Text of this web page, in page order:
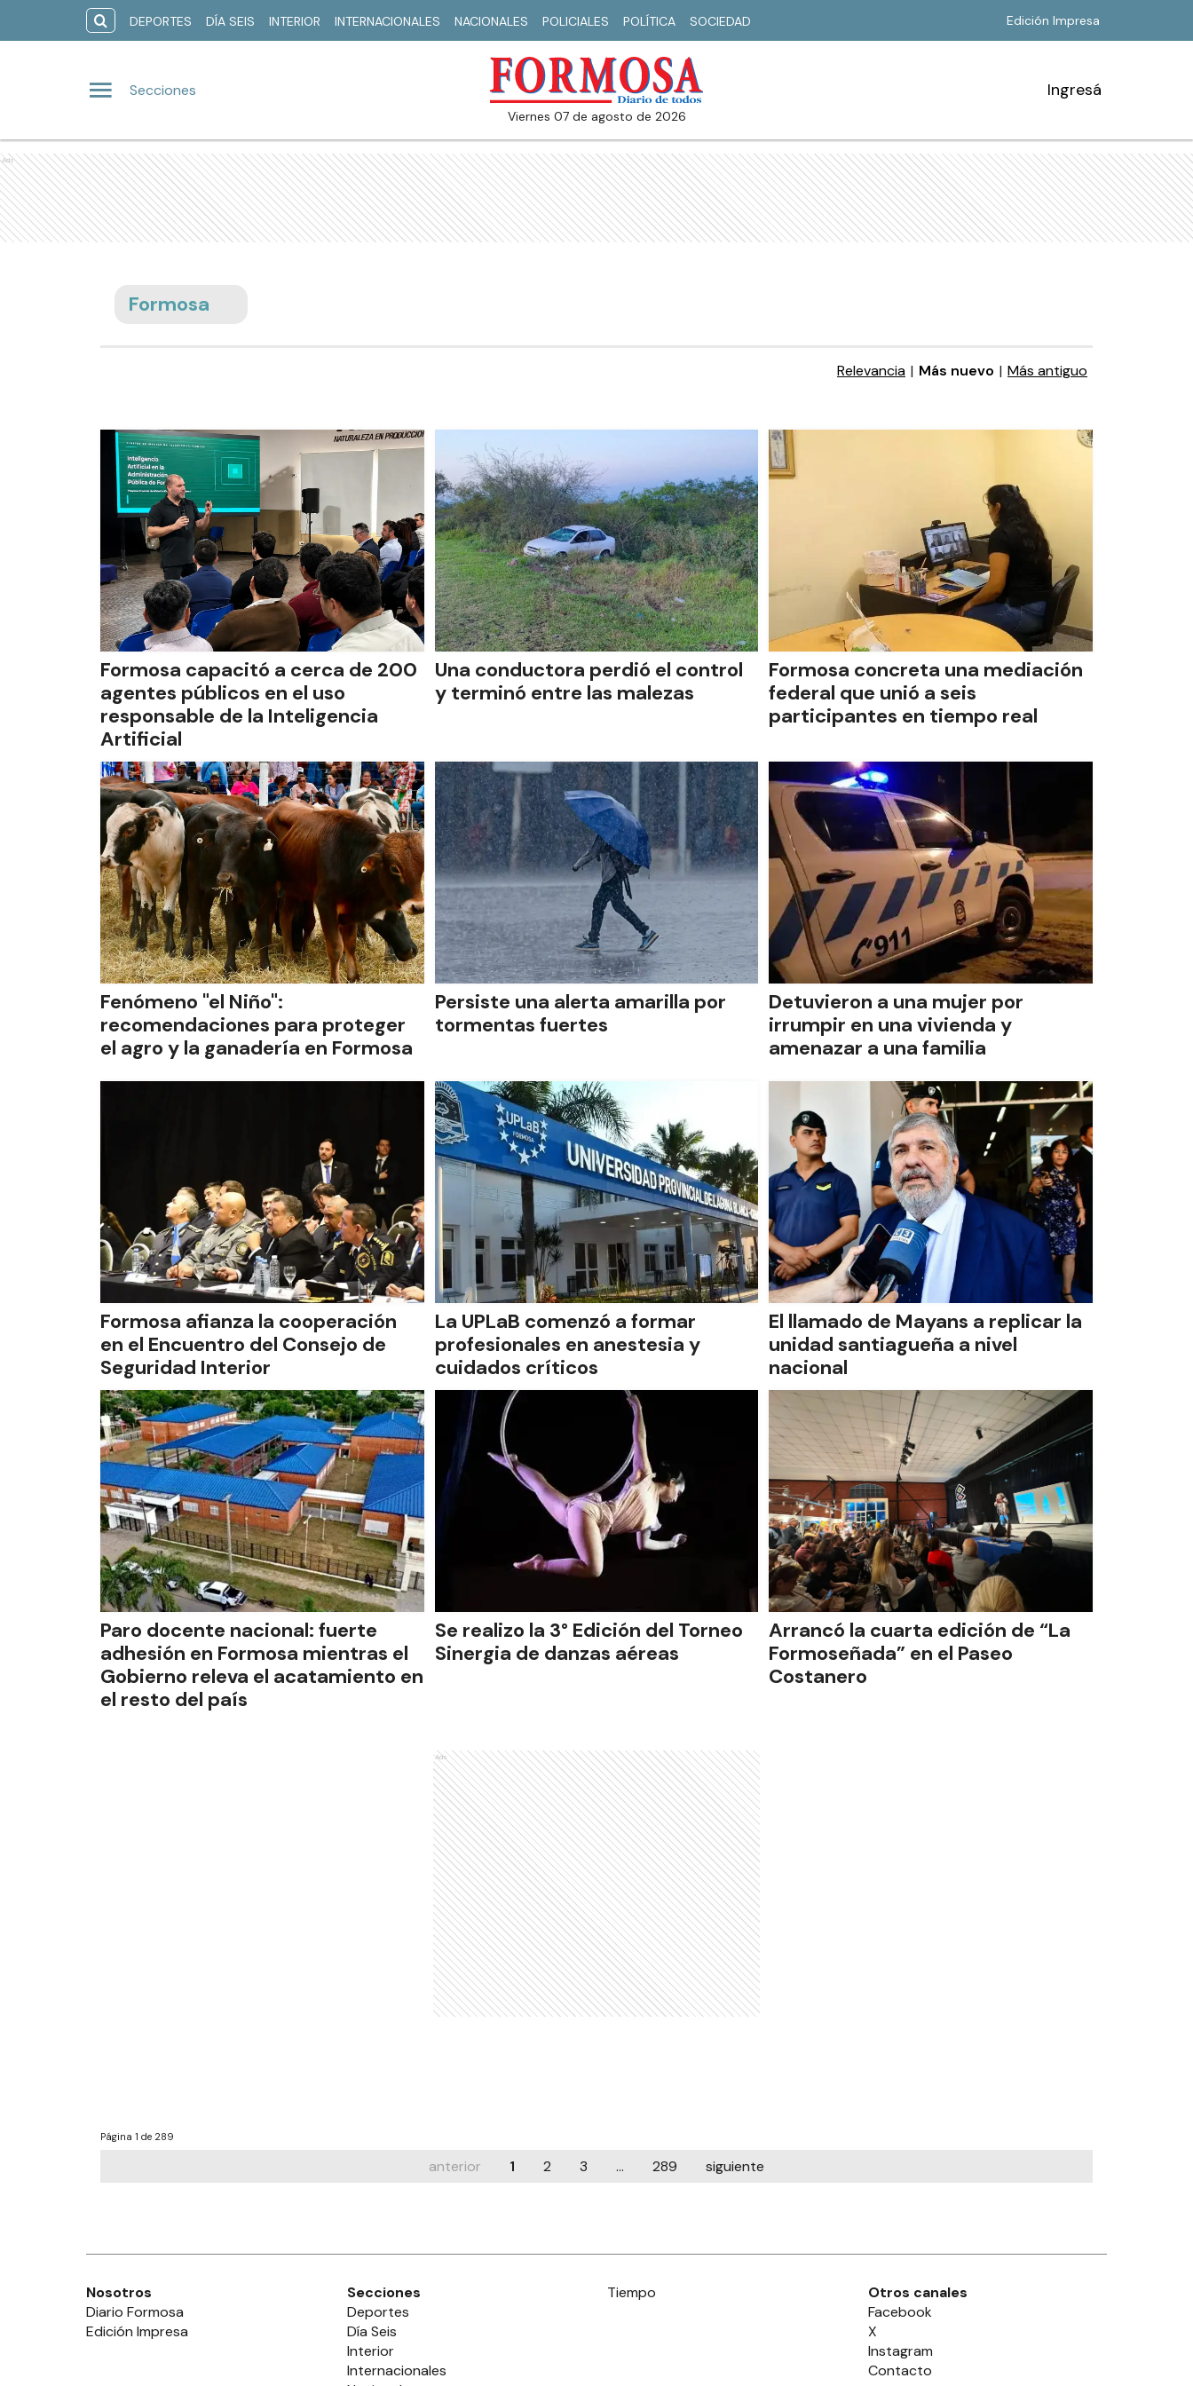
DEPORTES DÍA SEIS INTERIOR INTERNACIONALES NACIONALES POLICIALES POLÍTICA SOCIEDAD Edición Impresa
Secciones
viernes 07 de agosto de 2026
Ingresá
Ads
Formosa
Relevancia | Más nuevo | Más antiguo
Formosa capacitó a cerca de 200
agentes públicos en el uso
responsable de la Inteligencia
Artificial
Una conductora perdió el control
y terminó entre las malezas
Formosa concreta una mediación
federal que unió a seis
participantes en tiempo real
Fenómeno "el Niño":
recomendaciones para proteger
el agro y la ganadería en Formosa
Persiste una alerta amarilla por
tormentas fuertes
Detuvieron a una mujer por
irrumpir en una vivienda y
amenazar a una familia
Formosa afianza la cooperación
en el Encuentro del Consejo de
Seguridad Interior
La UPLaB comenzó a formar
profesionales en anestesia y
cuidados críticos
El llamado de Mayans a replicar la
unidad santiagueña a nivel
nacional
Paro docente nacional: fuerte
adhesión en Formosa mientras el
Gobierno releva el acatamiento en
el resto del país
Se realizo la 3° Edición del Torneo
Sinergia de danzas aéreas
Arrancó la cuarta edición de “La
Formoseñada” en el Paseo
Costanero
Ads
Página 1 de 289
anterior 1 2 3 ... 289 siguiente
Nosotros
Diario Formosa
Edición Impresa
Secciones
Deportes
Día Seis
Interior
Internacionales
Tiempo
Otros canales
Facebook
X
Instagram
Contacto